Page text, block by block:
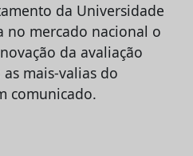
da Universidade
no mercado nacional o
da avaliação
mais-valias do
comunicado.